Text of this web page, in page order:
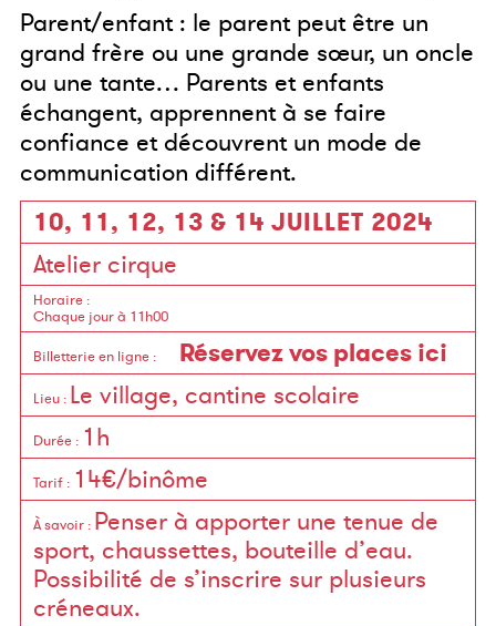
Parent/enfant : le parent peut être un
grand frère ou une grande sœur, un oncle
ou une tante… Parents et enfants
échangent, apprennent à se faire
confiance et découvrent un mode de
communication différent.
10, 11, 12, 13 & 14 JUILLET 2024
Atelier cirque
Horaire :
Chaque jour à 11h00
Billetterie en ligne : Réservez vos places ici
Lieu : Le village, cantine scolaire
Durée : 1h
Tarif : 14€/binôme
À savoir : Penser à apporter une tenue de
sport, chaussettes, bouteille d’eau.
Possibilité de s’inscrire sur plusieurs
créneaux.